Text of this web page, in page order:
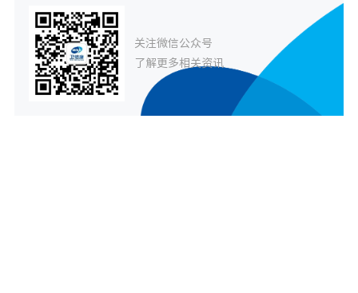
关注微信公众号
了解更多相关资讯